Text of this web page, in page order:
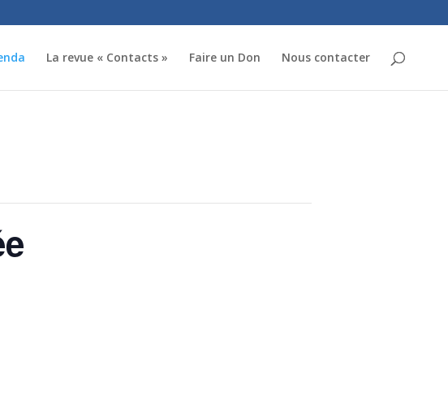
La revue « Contacts » Faire un Don Nous contacter